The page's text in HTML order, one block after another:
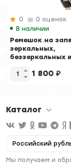
0
0 оценок
В наличии
Ремешок на
зеркальных,
беззеркальных
1 800 ₽
Каталог
Мы получаем и